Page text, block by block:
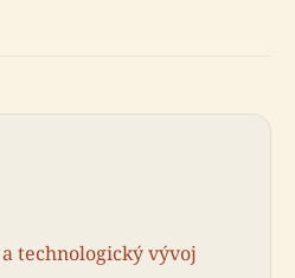
technologický vývoj